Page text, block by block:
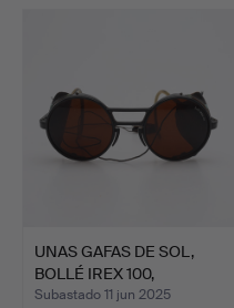
UNAS GAFAS DE SOL,
BOLLÉ IREX 100,
SEGUNDA…
Subastado 11 jun 2025